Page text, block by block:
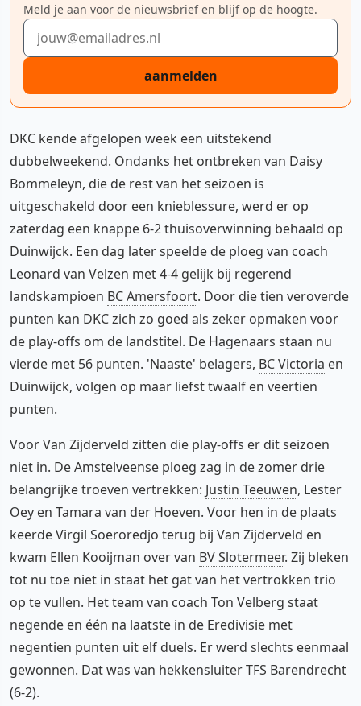
Meld je aan voor de nieuwsbrief en blijf op de hoogte.
E-mailadres
aanmelden
DKC kende afgelopen week een uitstekend
dubbelweekend. Ondanks het ontbreken van Daisy
Bommeleyn, die de rest van het seizoen is
uitgeschakeld door een knieblessure, werd er op
zaterdag een knappe 6-2 thuisoverwinning behaald op
Duinwijck. Een dag later speelde de ploeg van coach
Leonard van Velzen met 4-4 gelijk bij regerend
landskampioen BC Amersfoort. Door die tien veroverde
punten kan DKC zich zo goed als zeker opmaken voor
de play-offs om de landstitel. De Hagenaars staan nu
vierde met 56 punten. 'Naaste' belagers, BC Victoria en
Duinwijck, volgen op maar liefst twaalf en veertien
punten.
Voor Van Zijderveld zitten die play-offs er dit seizoen
niet in. De Amstelveense ploeg zag in de zomer drie
belangrijke troeven vertrekken: Justin Teeuwen, Lester
Oey en Tamara van der Hoeven. Voor hen in de plaats
keerde Virgil Soeroredjo terug bij Van Zijderveld en
kwam Ellen Kooijman over van BV Slotermeer. Zij bleken
tot nu toe niet in staat het gat van het vertrokken trio
op te vullen. Het team van coach Ton Velberg staat
negende en één na laatste in de Eredivisie met
negentien punten uit elf duels. Er werd slechts eenmaal
gewonnen. Dat was van hekkensluiter TFS Barendrecht
(6-2).